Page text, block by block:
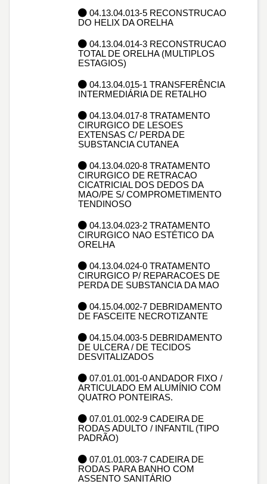
04.13.04.013-5 RECONSTRUCAO
DO HELIX DA ORELHA
04.13.04.014-3 RECONSTRUCAO
TOTAL DE ORELHA (MULTIPLOS
ESTAGIOS)
04.13.04.015-1 TRANSFERÊNCIA
INTERMEDIÁRIA DE RETALHO
04.13.04.017-8 TRATAMENTO
CIRURGICO DE LESOES
EXTENSAS C/ PERDA DE
SUBSTANCIA CUTANEA
04.13.04.020-8 TRATAMENTO
CIRURGICO DE RETRACAO
CICATRICIAL DOS DEDOS DA
MAO/PE S/ COMPROMETIMENTO
TENDINOSO
04.13.04.023-2 TRATAMENTO
CIRURGICO NAO ESTÉTICO DA
ORELHA
04.13.04.024-0 TRATAMENTO
CIRURGICO P/ REPARACOES DE
PERDA DE SUBSTANCIA DA MAO
04.15.04.002-7 DEBRIDAMENTO
DE FASCEITE NECROTIZANTE
04.15.04.003-5 DEBRIDAMENTO
DE ULCERA / DE TECIDOS
DESVITALIZADOS
07.01.01.001-0 ANDADOR FIXO /
ARTICULADO EM ALUMÍNIO COM
QUATRO PONTEIRAS.
07.01.01.002-9 CADEIRA DE
RODAS ADULTO / INFANTIL (TIPO
PADRÃO)
07.01.01.003-7 CADEIRA DE
RODAS PARA BANHO COM
ASSENTO SANITÁRIO